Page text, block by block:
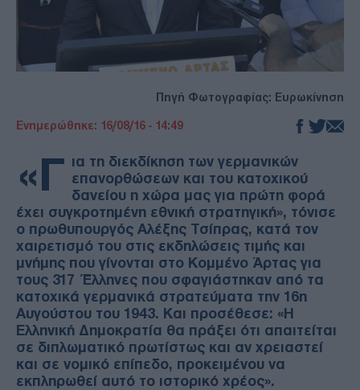
Πηγή Φωτογραφίας: Ευρωκίνηση
Ενημερώθηκε: 16/08/16 - 14:49
«Γ ια τη διεκδίκηση των γερμανικών
επανορθώσεων και του κατοχικού
δανείου η χώρα μας για πρώτη φορά
έχει συγκροτημένη εθνική στρατηγική», τόνισε
ο πρωθυπουργός Αλέξης Τσίπρας, κατά τον
χαιρετισμό του στις εκδηλώσεις τιμής και
μνήμης που γίνονται στο Κομμένο Άρτας για
τους 317 Έλληνες που σφαγιάστηκαν από τα
κατοχικά γερμανικά στρατεύματα την 16η
Αυγούστου του 1943. Και προσέθεσε: «Η
Ελληνική Δημοκρατία θα πράξει ότι απαιτείται
σε διπλωματικό πρωτίστως και αν χρειαστεί
και σε νομικό επίπεδο, προκειμένου να
εκπληρωθεί αυτό το ιστορικό χρέος».